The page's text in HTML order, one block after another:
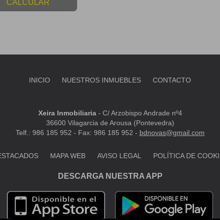
CALCULAR
INICIO NUESTROS INMUEBLES CONTACTO
Xeira Inmobiliaria - C/ Arzobispo Andrade nº4
36600 Vilagarcia de Arousa (Pontevedra)
Telf.: 986 185 952 - Fax: 986 185 952 - bdnovas@gmail.com
MAPA WEB AVISO LEGAL POLÍTICA DE
DESCARGA NUESTRA APP